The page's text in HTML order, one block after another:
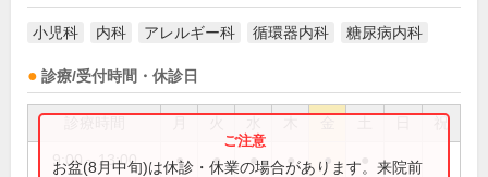
小児科 内科 アレルギー科 循環器内科 糖尿病内科
診療/受付時間・休診日
祝
9:00～13:00 ● ● ● ● ●
お盆(8月中旬)は休診・休業の場合があります。来院前